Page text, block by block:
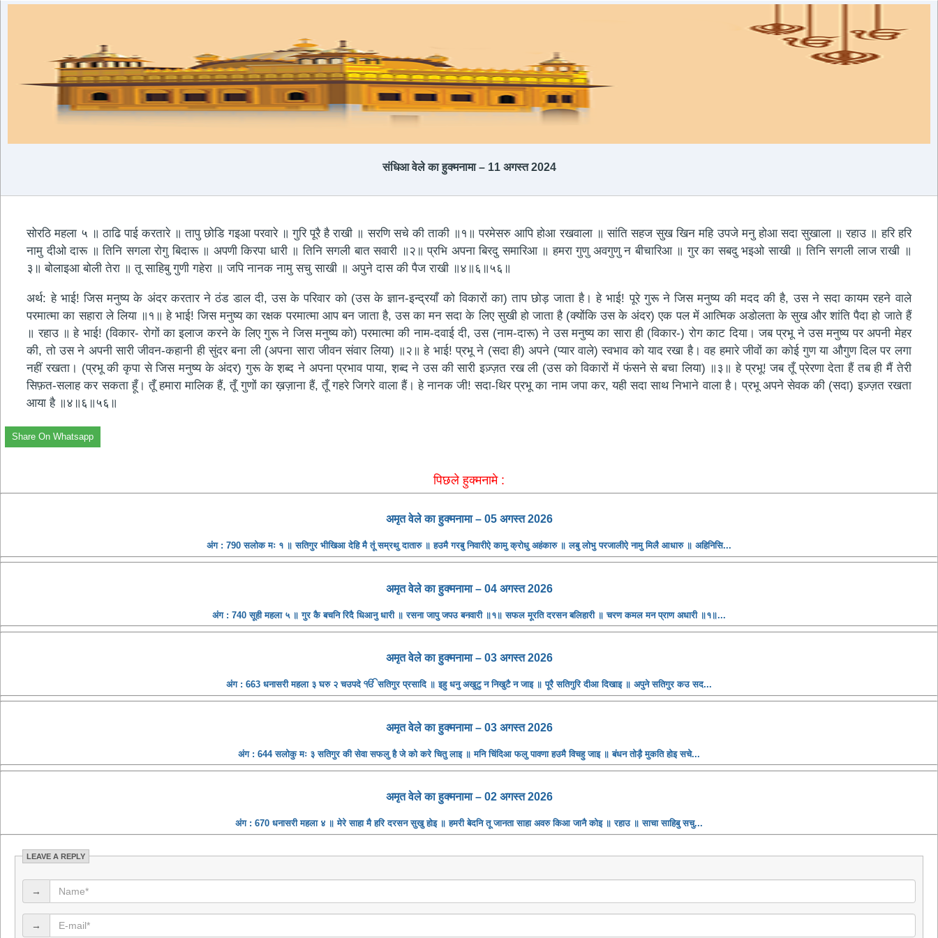
संधिआ वेले का हुक्मनामा – 11 अगस्त 2024
सोरठि महला ५ ॥ ठाढि पाई करतारे ॥ तापु छोडि गइआ परवारे ॥ गुरि पूरै है राखी ॥ सरणि सचे की ताकी ॥१॥ परमेसरु आपि होआ रखवाला ॥ सांति सहज सुख खिन महि उपजे मनु होआ सदा सुखाला ॥ रहाउ ॥ हरि हरि
नामु दीओ दारू ॥ तिनि सगला रोगु बिदारू ॥ अपणी किरपा धारी ॥ तिनि सगली बात सवारी ॥२॥ प्रभि अपना बिरदु समारिआ ॥ हमरा गुणु अवगुणु न बीचारिआ ॥ गुर का सबदु भइओ साखी ॥ तिनि सगली लाज राखी ॥
३॥ बोलाइआ बोली तेरा ॥ तू साहिबु गुणी गहेरा ॥ जपि नानक नामु सचु साखी ॥ अपुने दास की पैज राखी ॥४॥६॥५६॥
अर्थ: हे भाई! जिस मनुष्य के अंदर करतार ने ठंड डाल दी, उस के परिवार को (उस के ज्ञान-इन्द्रयाँ को विकारों का) ताप छोड़ जाता है। हे भाई! पूरे गुरू ने जिस मनुष्य की मदद की है, उस ने सदा कायम रहने वाले
परमात्मा का सहारा ले लिया ॥१॥ हे भाई! जिस मनुष्य का रक्षक परमात्मा आप बन जाता है, उस का मन सदा के लिए सुखी हो जाता है (क्योंकि उस के अंदर) एक पल में आत्मिक अडोलता के सुख और शांति पैदा हो जाते हैं
॥ रहाउ ॥ हे भाई! (विकार- रोगों का इलाज करने के लिए गुरू ने जिस मनुष्य को) परमात्मा की नाम-दवाई दी, उस (नाम-दारू) ने उस मनुष्य का सारा ही (विकार-) रोग काट दिया। जब प्रभू ने उस मनुष्य पर अपनी मेहर
की, तो उस ने अपनी सारी जीवन-कहानी ही सुंदर बना ली (अपना सारा जीवन संवार लिया) ॥२॥ हे भाई! प्रभू ने (सदा ही) अपने (प्यार वाले) स्वभाव को याद रखा है। वह हमारे जीवों का कोई गुण या औगुण दिल पर लगा
नहीं रखता। (प्रभू की कृपा से जिस मनुष्य के अंदर) गुरू के श़ब्द ने अपना प्रभाव पाया, श़ब्द ने उस की सारी इज़्ज़त रख ली (उस को विकारों में फंसने से बचा लिया) ॥३॥ हे प्रभू! जब तूँ प्रेरणा देता हैं तब ही मैं तेरी
सिफ़त-सलाह कर सकता हूँ। तूँ हमारा मालिक हैं, तूँ गुणों का ख़ज़ाना हैं, तूँ गहरे जिगरे वाला हैं। हे नानक जी! सदा-थिर प्रभू का नाम जपा कर, यही सदा साथ निभाने वाला है। प्रभू अपने सेवक की (सदा) इज़्ज़त रखता
आया है ॥४॥६॥५६॥
Share On Whatsapp
पिछले हुक्मनामे :
अमृत ​​वेले का हुक्मनामा – 05 अगस्त 2026
अंग : 790 सलोक मः १ ॥ सतिगुर भीखिआ देहि मै तूं सम्रथु दातारु ॥ हउमै गरबु निवारीऐ कामु क्रोधु अहंकारु ॥ लबु लोभु परजालीऐ नामु मिलै आधारु ॥ अहिनिसि...
अमृत ​​वेले का हुक्मनामा – 04 अगस्त 2026
अंग : 740 सूही महला ५ ॥ गुर कै बचनि रिदै धिआनु धारी ॥ रसना जापु जपउ बनवारी ॥१॥ सफल मूरति दरसन बलिहारी ॥ चरण कमल मन प्राण अधारी ॥१॥...
अमृत ​​वेले का हुक्मनामा – 03 अगस्त 2026
अंग : 663 धनासरी महला ३ घरु २ चउपदे ੴ सतिगुर प्रसादि ॥ इहु धनु अखुटु न निखुटै न जाइ ॥ पूरै सतिगुरि दीआ दिखाइ ॥ अपुने सतिगुर कउ सद...
अमृत ​​वेले का हुक्मनामा – 03 अगस्त 2026
अंग : 644 सलोकु मः ३ सतिगुर की सेवा सफलु है जे को करे चितु लाइ ॥ मनि चिंदिआ फलु पावणा हउमै विचहु जाइ ॥ बंधन तोड़ै मुकति होइ सचे...
अमृत ​​वेले का हुक्मनामा – 02 अगस्त 2026
अंग : 670 धनासरी महला ४ ॥ मेरे साहा मै हरि दरसन सुखु होइ ॥ हमरी बेदनि तू जानता साहा अवरु किआ जानै कोइ ॥ रहाउ ॥ साचा साहिबु सचु...
LEAVE A REPLY
→
→